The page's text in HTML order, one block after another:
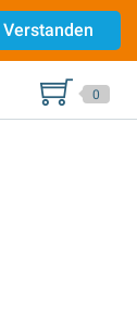
0
Verstanden